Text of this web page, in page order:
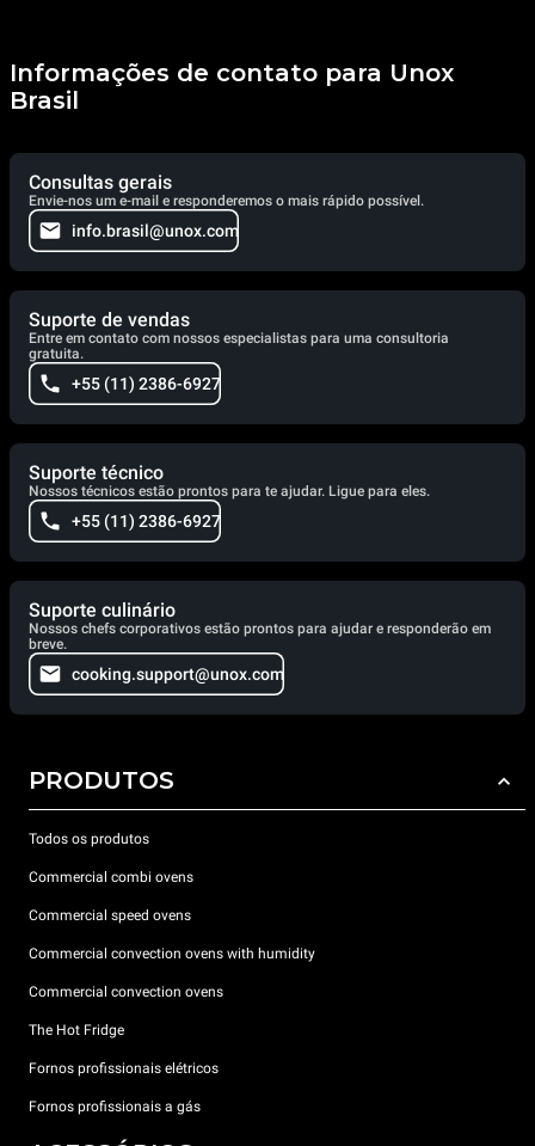
Informações de contato para Unox
Brasil
Consultas gerais
Envie-nos um e-mail e responderemos o mais rápido possível.
info.brasil@unox.com
Suporte de vendas
Entre em contato com nossos especialistas para uma consultoria
gratuita.
+55 (11) 2386-6927
Suporte técnico
Nossos técnicos estão prontos para te ajudar. Ligue para eles.
+55 (11) 2386-6927
Suporte culinário
Nossos chefs corporativos estão prontos para ajudar e responderão em
breve.
cooking.support@unox.com
PRODUTOS
Todos os produtos
Commercial combi ovens
Commercial speed ovens
Commercial convection ovens with humidity
Commercial convection ovens
The Hot Fridge
Fornos profissionais elétricos
Fornos profissionais a gás